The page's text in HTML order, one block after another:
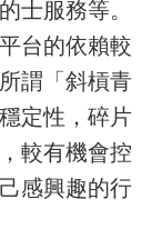
士服務等。
台的依賴較
謂「斜槓青
定性，碎片
較有機會控
感興趣的行